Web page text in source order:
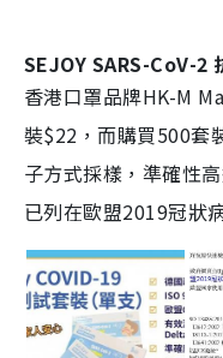
SEJOY SARS-CoV-2
香港口罩品牌HK-M
裝$22，而購買500套
子方式採樣，準確性
已列在歐盟2019冠狀